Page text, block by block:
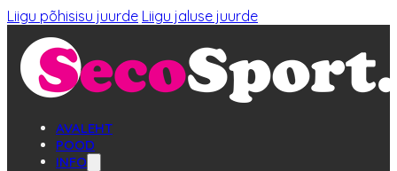
Liigu põhisisu juurde Liigu jaluse juurde
AVALEHT
POOD
INFO